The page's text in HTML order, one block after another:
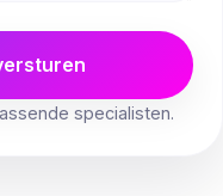
specialisten.